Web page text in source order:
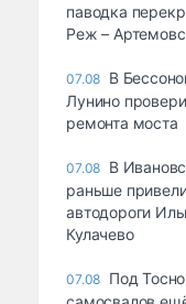
паводка
Реж –
07.08 В
Лунино
ремонта моста
07.08 В
раньше
автодороги
Кулачево
07.08 Под